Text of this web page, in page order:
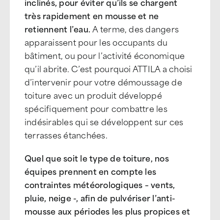
très rapidement en mousse et ne
retiennent l’eau.A terme, des dangers
apparaissent pour les occupants du
bâtiment, ou pour l’activité économique
qu’il abrite. C’est pourquoi ATTILA a choisi
d’intervenir pour votre démoussage de
toiture avec un produit développé
spécifiquement pour combattre les
indésirables qui se développent sur ces
terrasses étanchées.
Quel que soit le type de toiture, nos
équipes prennent en compte les
contraintes météorologiques – vents,
pluie, neige -, afin de pulvériser l’anti-
mousse aux périodes les plus propices et